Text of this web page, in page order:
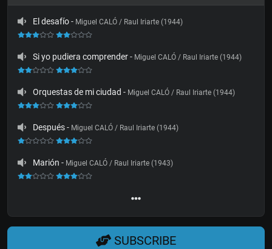
El desafío- Miguel CALÓ / Raul Iriarte (1944)
Si yo pudiera comprender- Miguel CALÓ / Raul Iriarte (1944)
Orquestas de mi ciudad - Miguel CALÓ / Raul Iriarte (1944)
Después- Miguel CALÓ / Raul Iriarte (1944)
Marión - Miguel CALÓ / Raul Iriarte (1943)
SUBSCRIBE